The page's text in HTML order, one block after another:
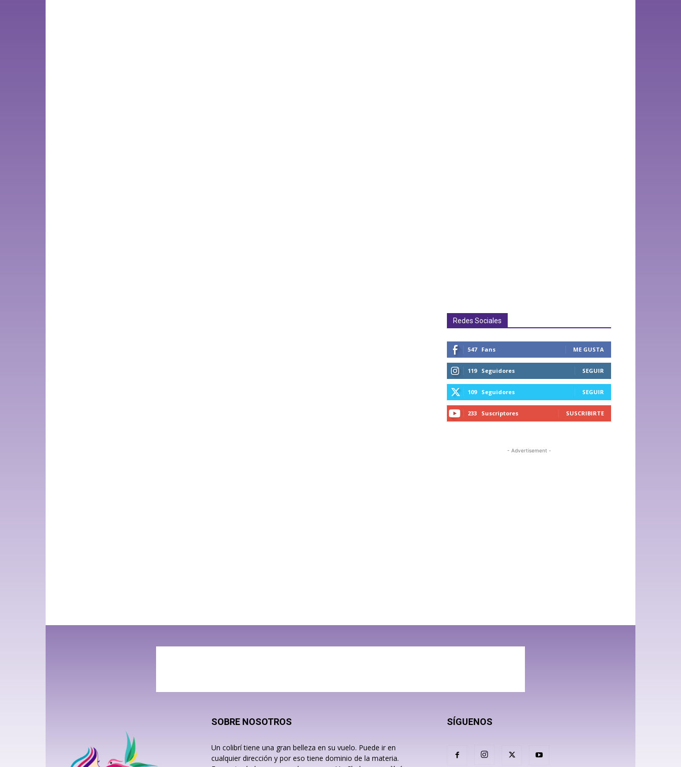
Redes Sociales
547 Fans ME GUSTA
119 Seguidores SEGUIR
109 Seguidores SEGUIR
233 Suscriptores SUSCRIBIRTE
- Advertisement -
SOBRE NOSOTROS
Un colibrí tiene una gran belleza en su vuelo. Puede ir en
cualquier dirección y por eso tiene dominio de la materia.
SÍGUENOS